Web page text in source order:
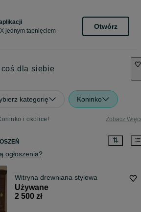
jednym tapnięciem
Otwórz
dla siebie
kategorię Koninko
i okolice! Zobacz
ogłoszenia?
Witryna drewniana stylowa
Używane
2 500 zł